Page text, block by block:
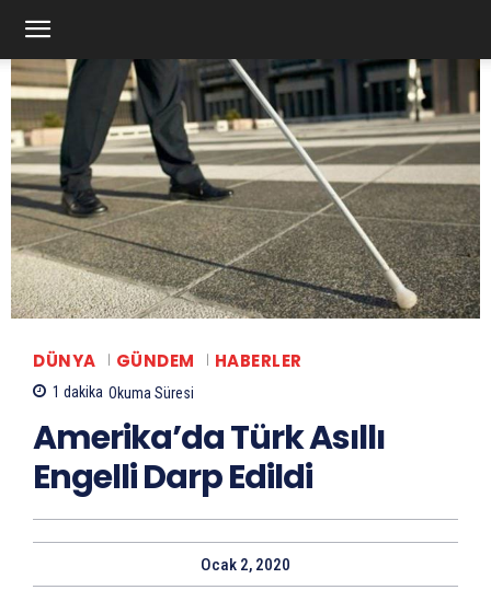
DÜNYA GÜNDEM HABERLER
1 dakika Okuma Süresi
Amerika’da Türk Asıllı
Engelli Darp Edildi
Ocak 2, 2020